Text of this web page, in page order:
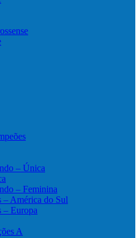
– Única
– Feminina
– América do Sul
– Europa
A